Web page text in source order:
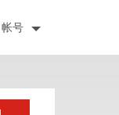
帐号